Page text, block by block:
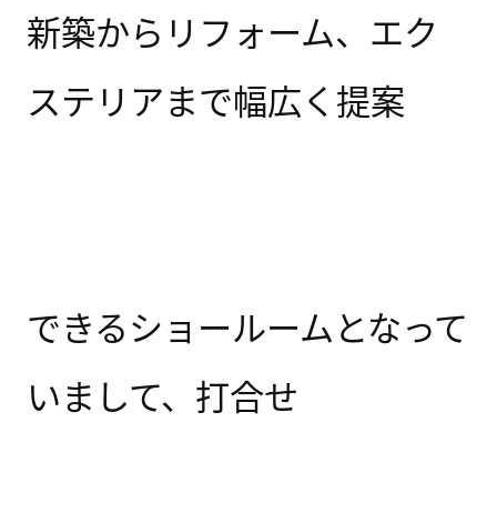
新築からリフォーム、エク
ステリアまで幅広く提案
できるショールームとなって
いまして、打合せ